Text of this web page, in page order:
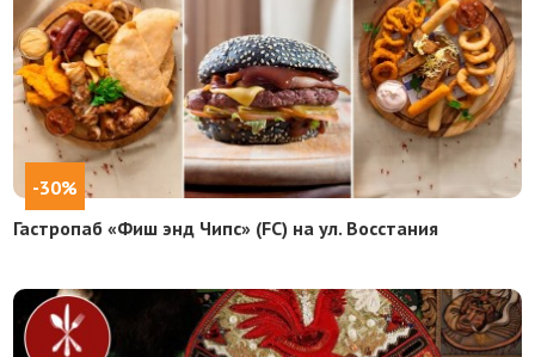
-30%
Гастропаб «Фиш энд Чипс» (FC) на ул. Восстания